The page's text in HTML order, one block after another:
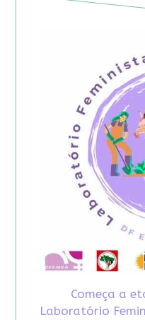
Começa a
Laboratório